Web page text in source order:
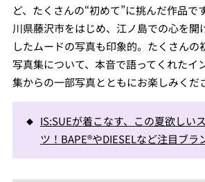
ど、たくさんの“初めて”に挑んだ作品で
川県藤沢市をはじめ、江ノ島での心を開
したムードの写真も印象的。たくさんの
写真集について、本音で語ってくれたイ
集からの一部写真とともにお楽しみくだ
IS:SUEが着こなす、この夏欲しい
ツ！BAPE®やDIESELなど注目ブラ